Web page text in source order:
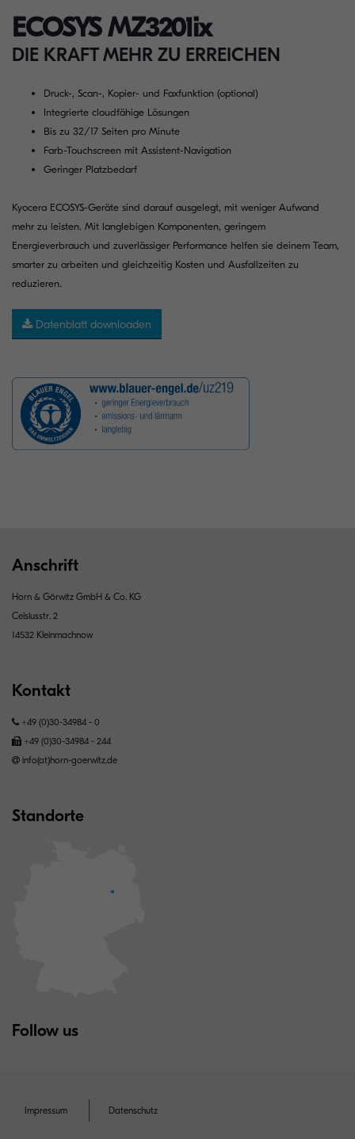
ECOSYS MZ3201ix
DIE KRAFT MEHR ZU ERREICHEN
Druck-, Scan-, Kopier- und Faxfunktion (optional)
Integrierte cloudfähige Lösungen
Bis zu 32/17 Seiten pro Minute
Farb-Touchscreen mit Assistent-Navigation
Geringer Platzbedarf
Kyocera ECOSYS-Geräte sind darauf ausgelegt, mit weniger Aufwand
mehr zu leisten. Mit langlebigen Komponenten, geringem
Energieverbrauch und zuverlässiger Performance helfen sie deinem Team,
smarter zu arbeiten und gleichzeitig Kosten und Ausfallzeiten zu
reduzieren.
Datenblatt downloaden
Anschrift
Horn & Görwitz GmbH & Co. KG
Celsiusstr. 2
14532 Kleinmachnow
Kontakt
+49 (0)30-34984 - 0
+49 (0)30-34984 - 244
info(at)horn-goerwitz.de
Standorte
Follow us
Impressum Datenschutz